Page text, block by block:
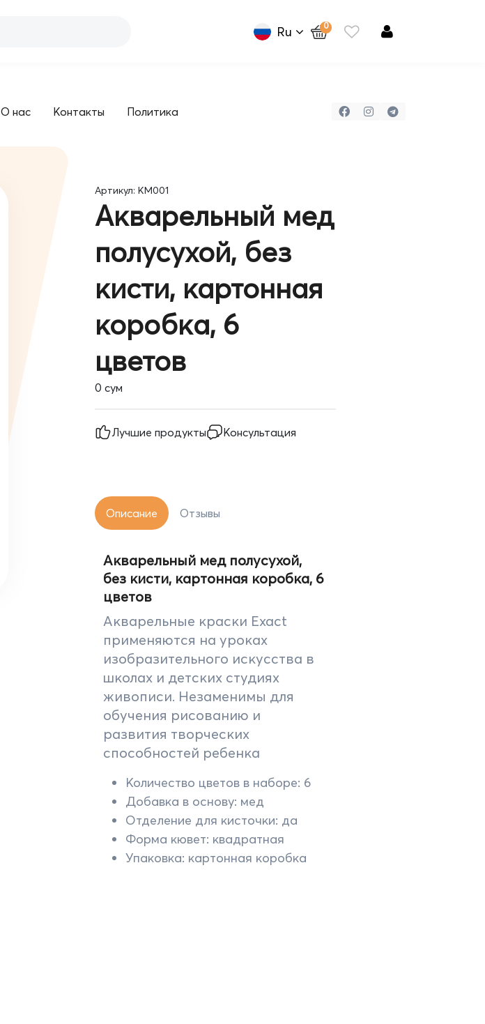
Ru 0
О нас Контакты Политика
Артикул: KM001
Акварельный мед
полусухой, без
кисти, картонная
коробкa, 6
цветов
0 сум
Лучшие продукты Консультация
Описание Отзывы
Акварельный мед полусухой,
без кисти, картонная коробкa, 6
цветов
Акварельные краски Exact
применяются на уроках
изобразительного искусства в
школах и детских студиях
живописи. Незаменимы для
обучения рисованию и
развития творческих
способностей ребенка
Количество цветов в наборе: 6
Добавка в основу: мед
Отделение для кисточки: да
Форма кювет: квадратная
Упаковка: картонная коробкa